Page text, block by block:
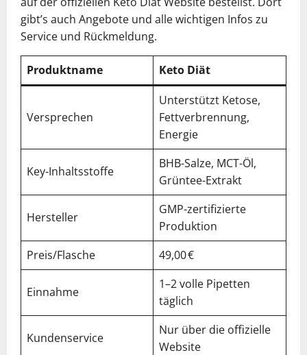
gibt’s auch Angebote und alle wichtigen Infos zu
Service und Rückmeldung.
Produktname Keto Diät
Versprechen
Unterstützt Ketose,
Fettverbrennung,
Energie
Key-Inhaltsstoffe
BHB-Salze, MCT-Öl,
Grüntee-Extrakt
Hersteller
GMP-zertifizierte
Produktion
Preis/Flasche
49,00 €
Einnahme
1–2 volle Pipetten
täglich
Kundenservice
Nur über die offizielle
Website